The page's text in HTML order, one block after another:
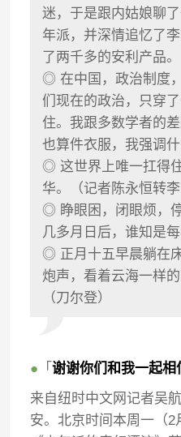
迷，于是跟内姑娘聊
年派，并深情追忆了
了两千多的安利产品。
◎ 在中国，政治制度
们现在的政治，只穿
住。我跟多数学者的
也算件衣服，我强调
◎ 这世界上唯一扛得
华。（记者陈永恒转李
◎ 睁眼困，闭眼烦，
几多月日后，谁知是
◎ 正月十五早晨躺在
炮声，看着云海一样
（刀尔登）
● 「谢谢你们和我一起
来自纽时中文网记者吴
安。北京时间本周一（